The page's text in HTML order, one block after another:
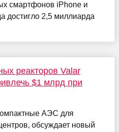
смартфонов iPhone и
достигло 2,5 миллиарда
реакторов Valar
$1 млрд при
АЭС для
обсуждает новый